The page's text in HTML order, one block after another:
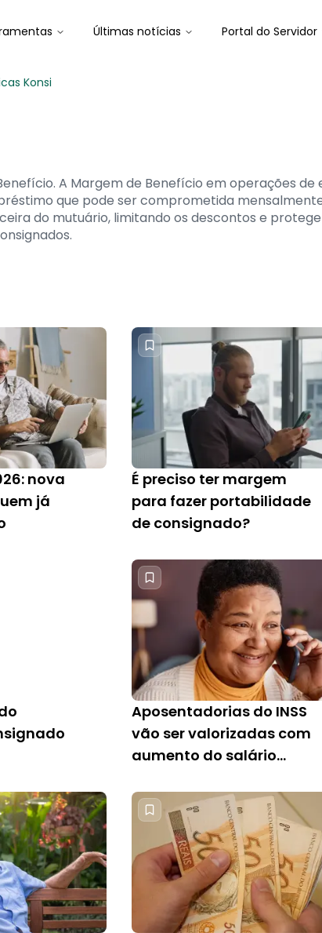
Últimas notícias Portal do Servidor
Konsi
A Margem de Benefício em operações
que pode ser comprometida
do mutuário, limitando os descontos e
nova
já
É preciso ter margem
para fazer portabilidade
de consignado?
Aposentadorias do INSS
vão ser valorizadas com
aumento do salário